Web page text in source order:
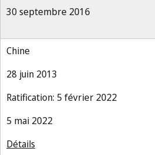
30 septembre 2016
Chine
28 juin 2013
Ratification: 5 février 2022
5 mai 2022
Détails